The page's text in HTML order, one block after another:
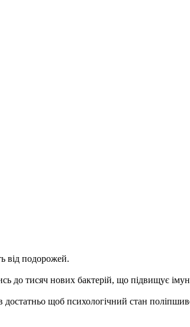
від подорожей.
до тисяч нових бактерій, що підвищує
достатньо щоб психологічний стан